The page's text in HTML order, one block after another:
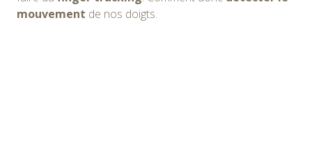
mouvement de nos doigts.